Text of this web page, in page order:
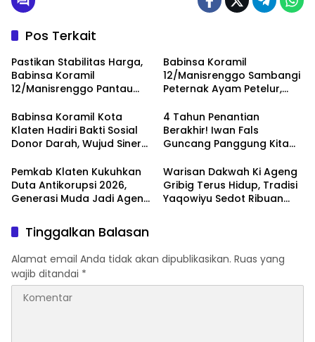
Pos Terkait
Pastikan Stabilitas Harga,
Babinsa Koramil
12/Manisrenggo Pantau
Klewer
Babinsa Koramil
12/Manisrenggo Sambangi
Peternak Ayam Petelur,
Dan Perekonomian Warga
Babinsa Koramil Kota
Klaten Hadiri Bakti Sosial
Donor Darah, Wujud Sinergi
Ketersediaan Stok Darah
4 Tahun Penantian
Berakhir! Iwan Fals
Guncang Panggung Kita
Ayolah Mulai
Pemkab Klaten Kukuhkan
Duta Antikorupsi 2026,
Generasi Muda Jadi Agen
Warisan Dakwah Ki Ageng
Gribig Terus Hidup, Tradisi
Yaqowiyu Sedot Ribuan
Tinggalkan Balasan
Alamat email Anda tidak akan dipublikasikan. Ruas yang
wajib ditandai *